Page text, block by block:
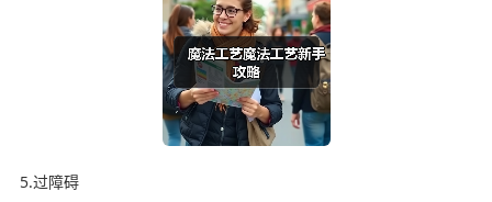
5.过障碍